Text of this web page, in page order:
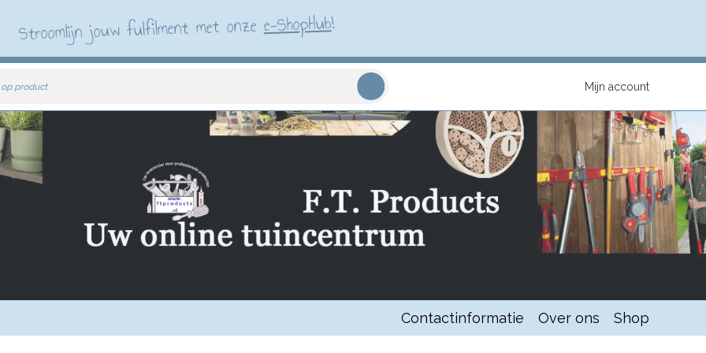
Stroomlijn jouw fulfilment met onzee-ShopHub!
op product Mijn account
Contactinformatie Over ons Shop